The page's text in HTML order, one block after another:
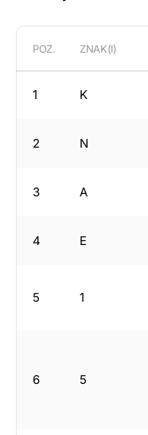
POZ. ZNAK(I)
1 K
2 N
3 A
4 E
5 1
6 5